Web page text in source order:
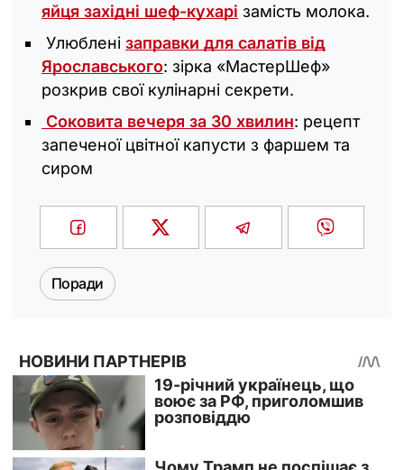
яйця західні шеф-кухарі замість молока.
Улюблені заправки для салатів від
Ярославського: зірка «‎МастерШеф»
розкрив свої кулінарні секрети.
Соковита вечеря за 30 хвилин: рецепт
запеченої цвітної капусти з фаршем та
сиром
Поради